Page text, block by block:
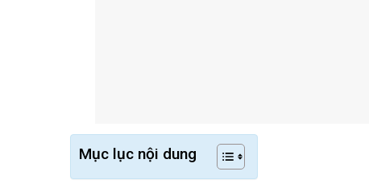
Mục lục nội dung